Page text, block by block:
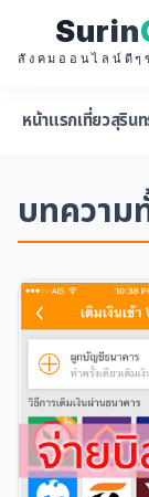
Surin
สังคมออนไลน์ดีๆ
หน้าแรกเที่ยวสุริน
บทความ